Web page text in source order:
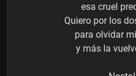
esa cruel
Quiero por los
para olvidar
y más la